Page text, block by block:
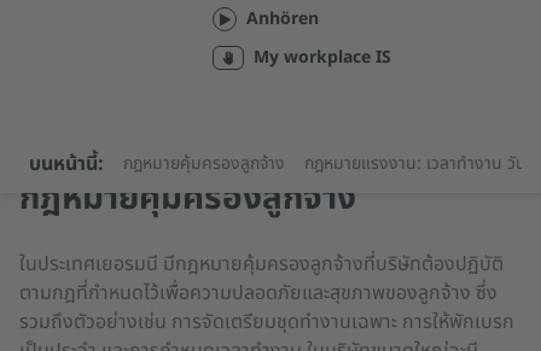
Anhören
My workplace IS
บนหน้านี้: กฎหมายคุ้มครองลูกจ้าง กฎหมายแรงงาน: เวลาทำงาน วันล
กฎหมายคุ้มครองลูกจ้าง
ในประเทศเยอรมนี มีกฎหมายคุ้มครองลูกจ้างที่บริษัทต้องปฏิบัติ
ตามกฎที่กำหนดไว้เพื่อความปลอดภัยและสุขภาพของลูกจ้าง ซึ่ง
รวมถึงตัวอย่างเช่น การจัดเตรียมชุดทำงานเฉพาะ การให้พักเบรก